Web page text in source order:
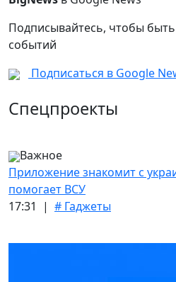
Подписывайтесь, чтобы быть
событий
Подписаться в Google
Спецпроекты
Важное
Приложение знакомит с
помогает ВСУ
17:31 | # Гаджеты